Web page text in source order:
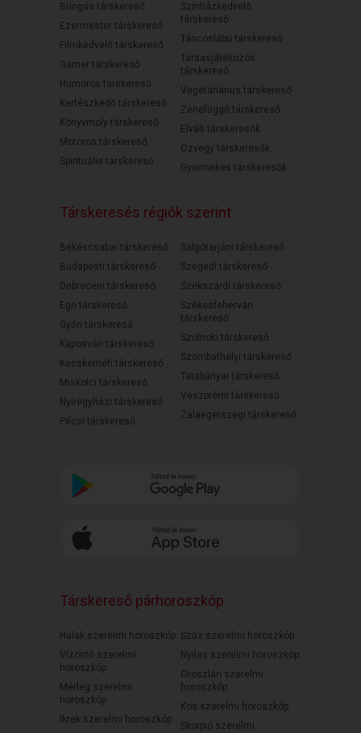
Bringás társkereső
Ezermester társkereső
Filmkedvelő társkereső
Gamer társkereső
Humoros társkereső
Kertészkedő társkereső
Könyvmoly társkereső
Motoros társkereső
Spirituális társkereső
Színházkedvelő
társkereső
Táncoslábú társkereső
Társasjátékozós
társkereső
Vegetáriánus társkereső
Zenefüggő társkereső
Elvált társkeresők
Özvegy társkeresők
Gyermekes társkeresők
Társkeresés régiók szerint
Békéscsabai társkereső
Budapesti társkereső
Debreceni társkereső
Egri társkereső
Győri társkereső
Kaposvári társkereső
Kecskeméti társkereső
Miskolci társkereső
Nyíregyházi társkereső
Pécsi társkereső
Salgótarjáni társkereső
Szegedi társkereső
Szekszárdi társkereső
Székesfehérvári
társkereső
Szolnoki társkereső
Szombathelyi társkereső
Tatabányai társkereső
Veszprémi társkereső
Zalaegerszegi társkereső
Társkereső párhoroszkóp
Halak szerelmi horoszkóp
Vízöntő szerelmi
horoszkóp
Mérleg szerelmi
horoszkóp
Ikrek szerelmi horoszkóp
Szűz szerelmi horoszkóp
Nyilas szerelmi horoszkóp
Oroszlán szerelmi
horoszkóp
Kos szerelmi horoszkóp
Skorpió szerelmi